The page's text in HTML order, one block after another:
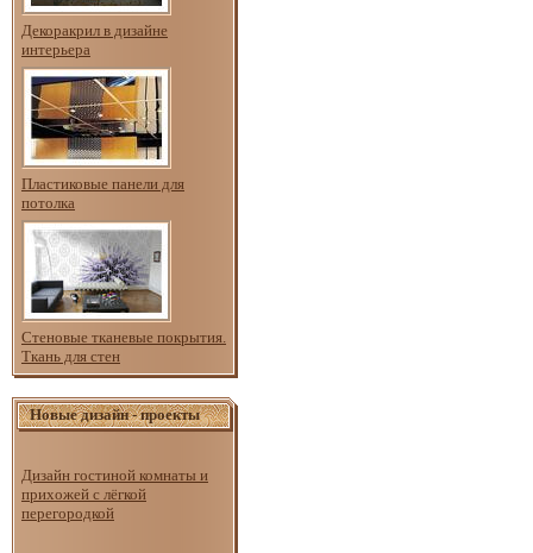
Декоракрил в дизайне
интерьера
Пластиковые панели для
потолка
Стеновые тканевые покрытия.
Ткань для стен
Новые дизайн - проекты
Дизайн гостиной комнаты и
прихожей с лёгкой
перегородкой